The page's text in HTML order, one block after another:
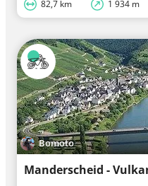
82,7 km 1 934 m
Bomoto
Manderscheid -